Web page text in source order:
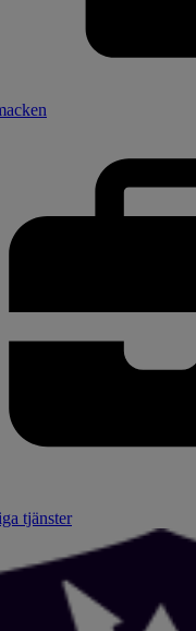
tjänster